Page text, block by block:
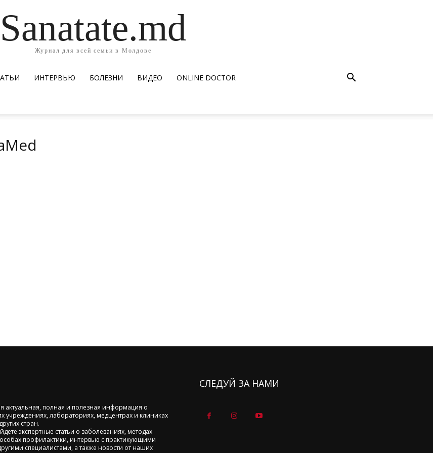
Sanatate.md
Журнал для всей семьи в Молдове
ИНТЕРВЬЮ БОЛЕЗНИ ВИДЕО ОNLINE DOCTOR
актуальная, полная и полезная информация о
учреждениях, лабораториях, медцентрах и клиниках
стран.
экспертные статьи о заболеваниях, методах
профилактики, интервью с практикующими
специалистами, а также новости от наших
СЛЕДУЙ ЗА НАМИ